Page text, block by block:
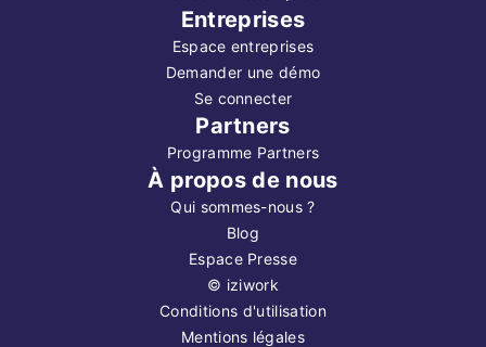
Entreprises
Espace entreprises
Demander une démo
Se connecter
Partners
Programme Partners
À propos de nous
Qui sommes-nous ?
Blog
Espace Presse
© iziwork
Conditions d'utilisation
Mentions légales